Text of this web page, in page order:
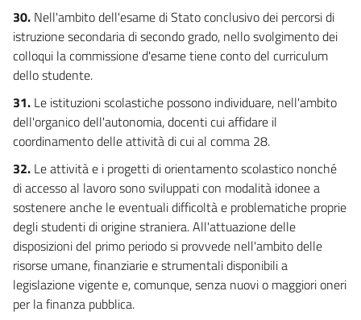
30. Nell'ambito dell'esame di Stato conclusivo dei percorsi di
istruzione secondaria di secondo grado, nello svolgimento dei
colloqui la commissione d'esame tiene conto del curriculum
dello studente.
31. Le istituzioni scolastiche possono individuare, nell'ambito
dell'organico dell'autonomia, docenti cui affidare il
coordinamento delle attività di cui al comma 28.
32. Le attività e i progetti di orientamento scolastico nonché
di accesso al lavoro sono sviluppati con modalità idonee a
sostenere anche le eventuali difficoltà e problematiche proprie
degli studenti di origine straniera. All'attuazione delle
disposizioni del primo periodo si provvede nell'ambito delle
risorse umane, finanziarie e strumentali disponibili a
legislazione vigente e, comunque, senza nuovi o maggiori oneri
per la finanza pubblica.